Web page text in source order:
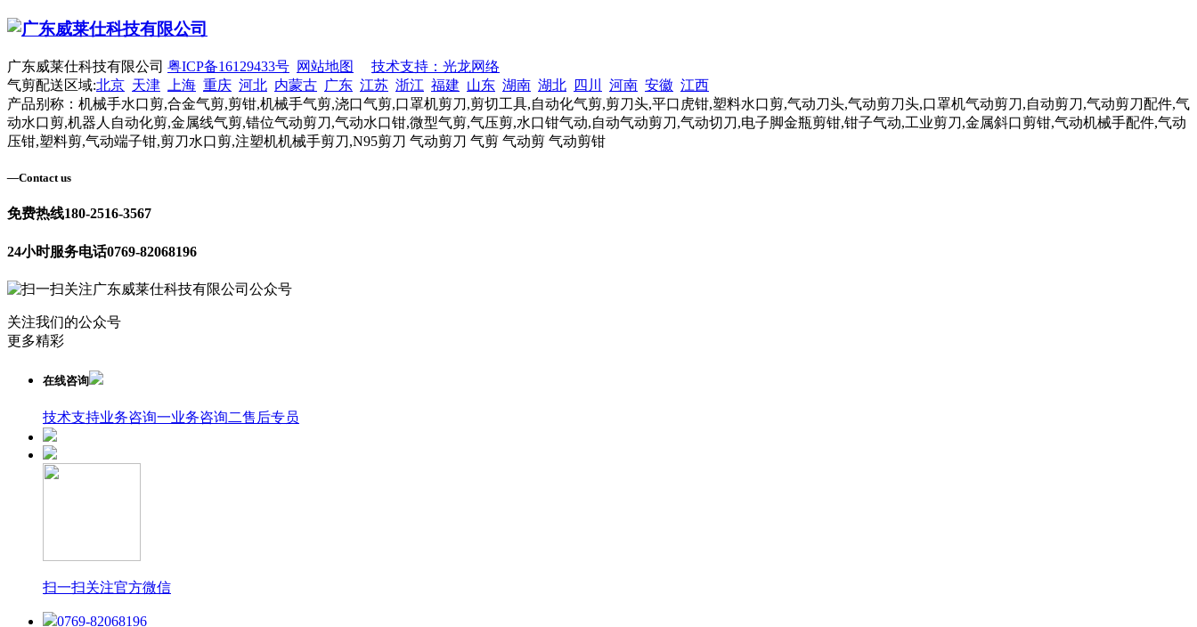
广东威莱仕科技有限公司 粤ICP备16129433号 网站地图
技术支持：光龙网络
气剪配送区域:北京 天津 上海 重庆 河北 内蒙古 广东 江苏 浙江 福建 山东 湖南 湖北 四川 河南 安徽 江西
产品别称：机械手水口剪,合金气剪,剪钳,机械手气剪,浇口气剪,口罩机剪刀,剪切工具,自动化气剪,剪刀头,平口虎钳,塑料水口剪,气动刀头,气动剪刀头,口罩机气动剪刀,自动剪刀,气动剪刀配件,气
动水口剪,机器人自动化剪,金属线气剪,错位气动剪刀,气动水口钳,微型气剪,气压剪,水口钳气动,自动气动剪刀,气动切刀,电子脚金瓶剪钳,钳子气动,工业剪刀,金属斜口剪钳,气动机械手配件,气动
压钳,塑料剪,气动端子钳,剪刀水口剪,注塑机机械手剪刀,N95剪刀 气动剪刀 气剪 气动剪 气动剪钳
—Contact us
免费热线180-2516-3567
24小时服务电话0769-82068196
关注我们的公众号
更多精彩
在线咨询
技术支持业务咨询一业务咨询二售后专员
扫一扫关注官方微信
0769-82068196